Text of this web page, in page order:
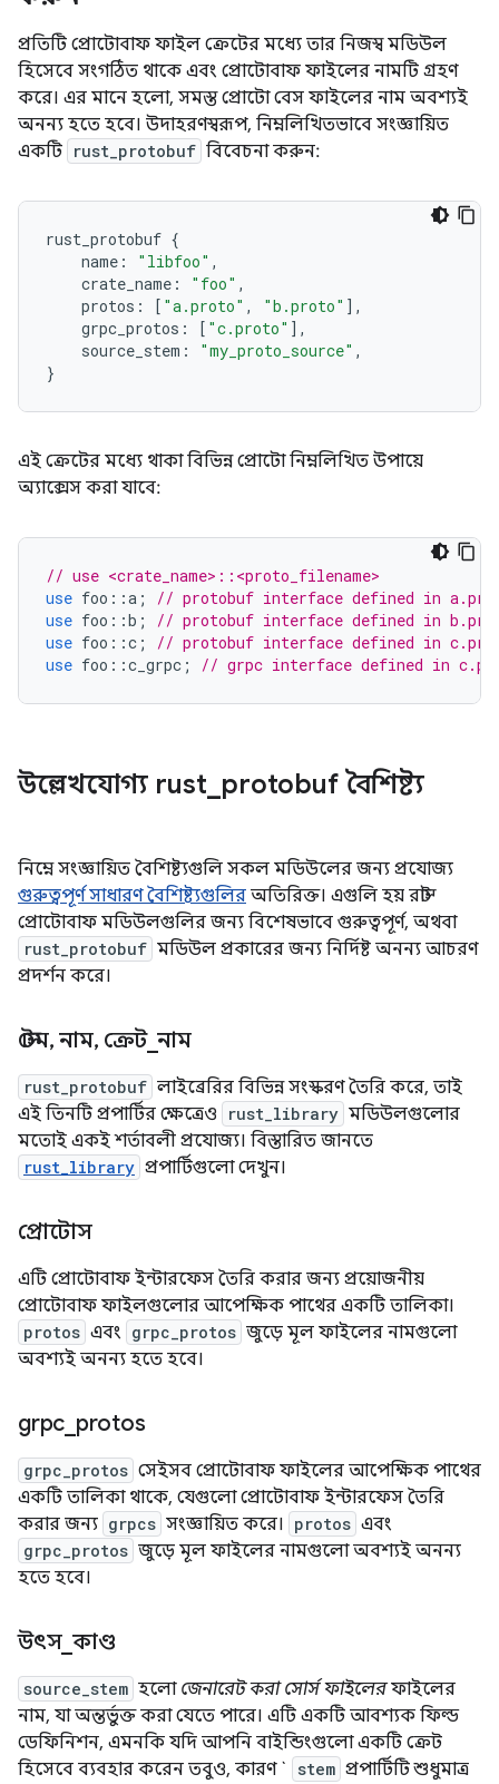
প্রতিটি প্রোটোবাফ ফাইল ক্রেটের মধ্যে তার নিজস্ব মডিউল
হিসেবে সংগঠিত থাকে এবং প্রোটোবাফ ফাইলের নামটি গ্রহণ
করে। এর মানে হলো, সমস্ত প্রোটো বেস ফাইলের নাম অবশ্যই
অনন্য হতে হবে। উদাহরণস্বরূপ, নিম্নলিখিতভাবে সংজ্ঞায়িত
একটি rust_protobuf বিবেচনা করুন:
rust_protobuf {
name : "libfoo" ,
crate_name : "foo" ,
protos : [ "a.proto" , "b.proto" ],
grpc_protos : [ "c.proto" ],
source_stem : "my_proto_source" ,
}
এই ক্রেটের মধ্যে থাকা বিভিন্ন প্রোটো নিম্নলিখিত উপায়ে
অ্যাক্সেস করা যাবে:
// use <crate_name>::<proto_filename>
use foo ::a ;
// protobuf interface defined in
use foo ::b ;
// protobuf interface defined in
use foo ::c ;
// protobuf interface defined in
use foo ::c_grpc ; // grpc interface defined in
উল্লেখযোগ্য rust protobuf বৈশিষ্ট্য
নিম্নে সংজ্ঞায়িত বৈশিষ্ট্যগুলি সকল মডিউলের জন্য প্রযোজ্য
গুরুত্বপূর্ণ সাধারণ বৈশিষ্ট্যগুলির অতিরিক্ত। এগুলি হয় রাস্ট
প্রোটোবাফ মডিউলগুলির জন্য বিশেষভাবে গুরুত্বপূর্ণ, অথবা
rust_protobuf মডিউল প্রকারের জন্য নির্দিষ্ট অনন্য আচরণ
প্রদর্শন করে।
স্টেম, নাম, ক্রেট_নাম
rust_protobuf লাইব্রেরির বিভিন্ন সংস্করণ তৈরি করে, তাই
এই তিনটি প্রপার্টির ক্ষেত্রেও
rust_library মডিউলগুলোর
মতোই একই শর্তাবলী প্রযোজ্য। বিস্তারিত জানতে
rust_library প্রপার্টিগুলো দেখুন।
প্রোটোস
এটি প্রোটোবাফ ইন্টারফেস তৈরি করার জন্য প্রয়োজনীয়
প্রোটোবাফ ফাইলগুলোর আপেক্ষিক পাথের একটি তালিকা।
protos এবং grpc_protos জুড়ে মূল ফাইলের নামগুলো
অবশ্যই অনন্য হতে হবে।
grpc protos
grpc_protos সেইসব প্রোটোবাফ ফাইলের আপেক্ষিক পাথের
একটি তালিকা থাকে, যেগুলো প্রোটোবাফ ইন্টারফেস তৈরি
করার জন্য grpcs সংজ্ঞায়িত করে। protos এবং
grpc_protos জুড়ে মূল ফাইলের নামগুলো অবশ্যই অনন্য
হতে হবে।
উৎস_ কাণ্ড
source_stem হলো জেনারেট করা সোর্স ফাইলেরফাইলের
নাম, যা অন্তর্ভুক্ত করা যেতে পারে। এটি একটি আবশ্যক ফিল্ড
ডেফিনিশন, এমনকি যদি আপনি বাইন্ডিংগুলো একটি ক্রেট
হিসেবে ব্যবহার করেন তবুও, কারণ `
stem প্রপার্টিটি শুধুমাত্র